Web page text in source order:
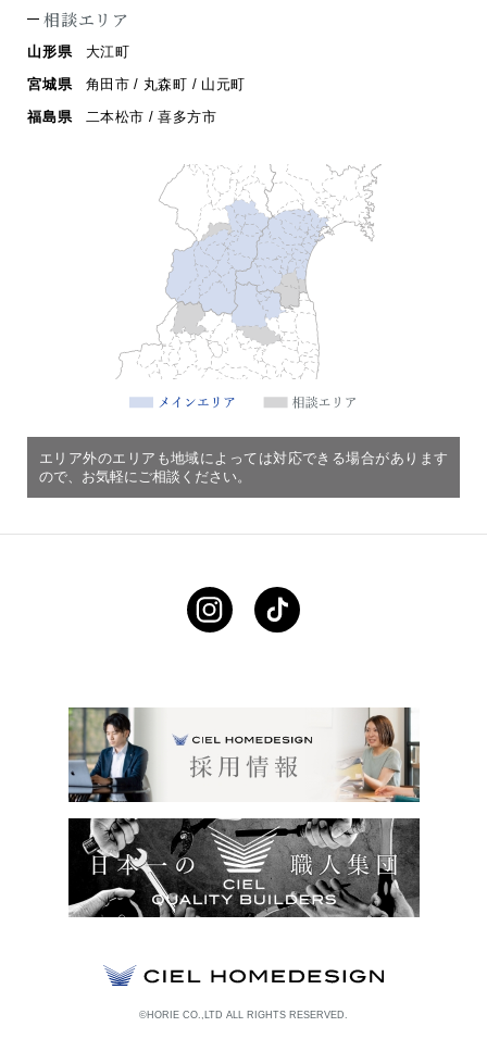
相談エリア
山形県
大江町
宮城県
角田市 / 丸森町 / 山元町
福島県
二本松市 / 喜多方市
エリア外のエリアも地域によっては対応できる場合があります
ので、お気軽にご相談ください。
©HORIE CO.,LTD ALL RIGHTS RESERVED.